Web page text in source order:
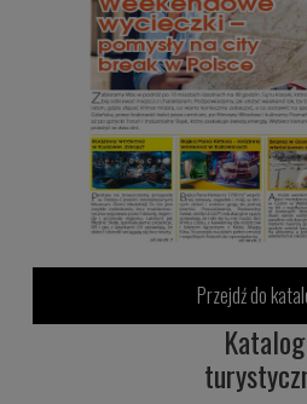
Przejdź do
Katalog